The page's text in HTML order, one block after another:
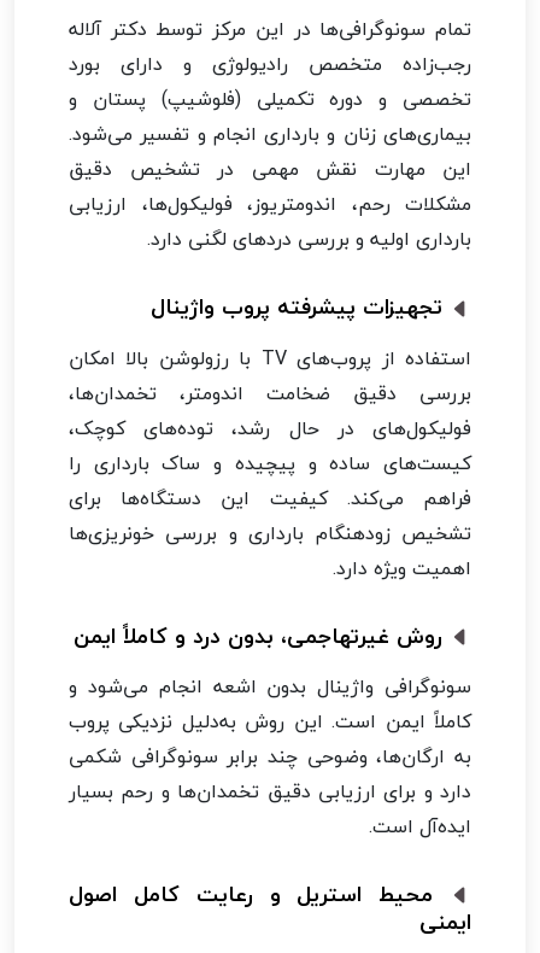
تمام سونوگرافی‌ها در این مرکز توسط دکتر آلاله
رجب‌زاده متخصص رادیولوژی و دارای بورد
تخصصی و دوره تکمیلی (فلوشیپ) پستان و
بیماری‌های زنان و بارداری انجام و تفسیر می‌شود.
این مهارت نقش مهمی در تشخیص دقیق
مشکلات رحم، اندومتریوز، فولیکول‌ها، ارزیابی
بارداری اولیه و بررسی دردهای لگنی دارد.
تجهیزات پیشرفته پروب واژینال
استفاده از پروب‌های TV با رزولوشن بالا امکان
بررسی دقیق ضخامت اندومتر، تخمدان‌ها،
فولیکول‌های در حال رشد، توده‌های کوچک،
کیست‌های ساده و پیچیده و ساک بارداری را
فراهم می‌کند. کیفیت این دستگاه‌ها برای
تشخیص زودهنگام بارداری و بررسی خونریزی‌ها
اهمیت ویژه دارد.
روش غیرتهاجمی، بدون درد و کاملاً ایمن
سونوگرافی واژینال بدون اشعه انجام می‌شود و
کاملاً ایمن است. این روش به‌دلیل نزدیکی پروب
به ارگان‌ها، وضوحی چند برابر سونوگرافی شکمی
دارد و برای ارزیابی دقیق تخمدان‌ها و رحم بسیار
ایده‌آل است.
محیط استریل و رعایت کامل اصول
ایمنی